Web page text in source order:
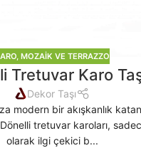
MOZAIK VE TERRAZZO
Tretuvar Karo
Dekor Taşı
modern bir akışkanlık
tretuvar karoları,
olarak ilgi çekici b...